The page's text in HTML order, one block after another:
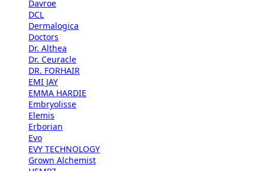
Davroe
DCL
Dermalogica
Doctors
Dr. Althea
Dr. Ceuracle
DR. FORHAIR
EMI JAY
EMMA HARDIE
Embryolisse
Elemis
Erborian
Evo
EVY TECHNOLOGY
Grown Alchemist